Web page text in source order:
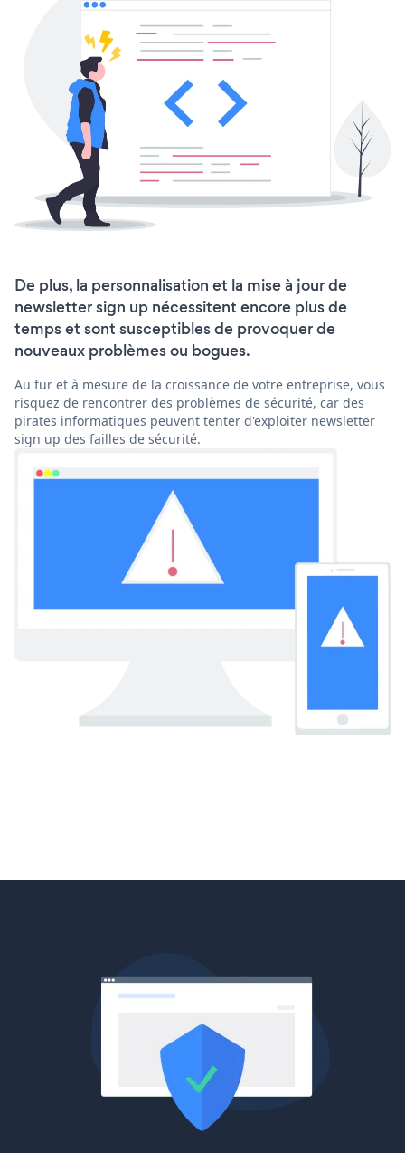
De plus, la personnalisation et la mise à jour de
newsletter sign up nécessitent encore plus de
temps et sont susceptibles de provoquer de
nouveaux problèmes ou bogues.
Au fur et à mesure de la croissance de votre entreprise, vous
risquez de rencontrer des problèmes de sécurité, car des
pirates informatiques peuvent tenter d'exploiter newsletter
sign up des failles de sécurité.